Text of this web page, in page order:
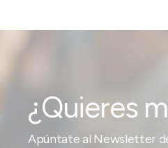
¿Quieres
Apúntate al Newsletter